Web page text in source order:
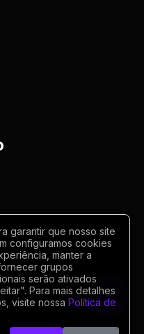
garantir que nosso site
configuramos cookies
manter a
grupos
serão ativados
Para mais detalhes
visite nossa Política de